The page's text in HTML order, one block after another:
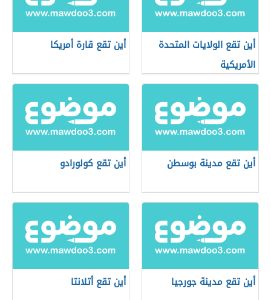
أين تقع الولايات المتحدة
الأمريكية
أين تقع قارة أمريكا
أين تقع مدينة بوسطن أين تقع كولورادو
أين تقع مدينة جورجيا أين تقع أتلانتا